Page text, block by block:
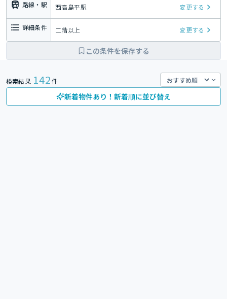
路線・駅 西高島平駅 変更する
詳細条件 二階以上 変更する
この条件を保存する
検索結果 142件
新着物件あり！新着順に並び替え